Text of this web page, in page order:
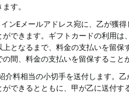
す。
Eメールアドレス宛に、乙が獲
できます。ギフトカードの利用は
上となるまで、料金の支払いを留保
間、料金の支払いを留保すること
料相当の小切手を送付します。
できるとともに、甲が乙に送付す